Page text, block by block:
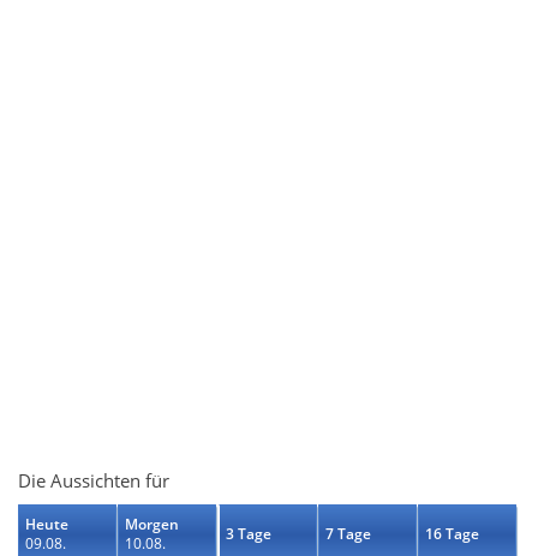
Die Aussichten für
Heute
09.08.
Morgen
10.08.
3 Tage 7 Tage 16 Tage